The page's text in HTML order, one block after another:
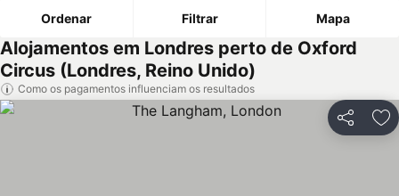
Ordenar Filtrar Mapa
Alojamentos em Londres perto de Oxford
Circus (Londres, Reino Unido)
Como os pagamentos influenciam os resultados
Partilhar